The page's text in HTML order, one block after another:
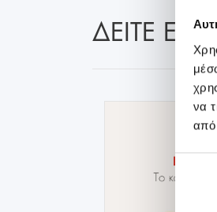
να
από
ΔΕΙΤΕ